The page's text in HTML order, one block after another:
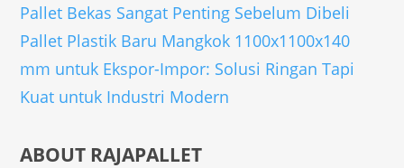
Pallet Bekas Sangat Penting Sebelum Dibeli
Pallet Plastik Baru Mangkok 1100x1100x140
mm untuk Ekspor-Impor: Solusi Ringan Tapi
Kuat untuk Industri Modern
ABOUT RAJAPALLET